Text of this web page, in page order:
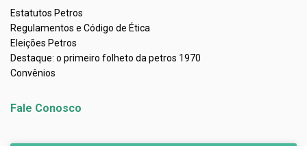
Estatutos Petros
Regulamentos e Código de Ética
Eleições Petros
Destaque: o primeiro folheto da petros 1970
Convênios
Fale Conosco